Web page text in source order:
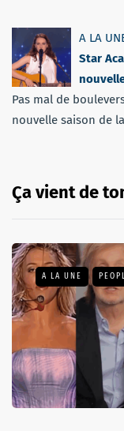
A LA
Star
Pas mal de
nouvelle saison de
Ça vient de
A LA UNE